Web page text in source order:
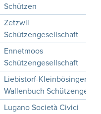
Schützen
Zetzwil
Schützengesellschaft
Ennetmoos
Schützengesellschaft
Liebistorf-Kleinbösingen-
Wallenbuch Schützenges.
Lugano Società Civici